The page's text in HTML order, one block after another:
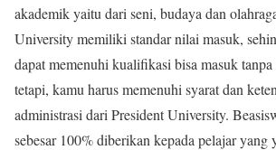
akademik yaitu dari seni, budaya dan
University memiliki standar nilai masuk,
dapat memenuhi kualifikasi bisa masuk
tetapi, kamu harus memenuhi syarat dan
administrasi dari President University.
sebesar 100% diberikan kepada pelajar yang